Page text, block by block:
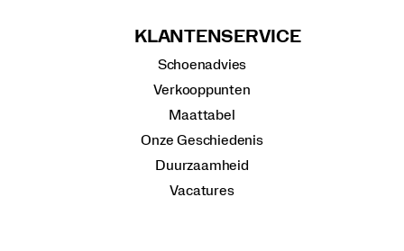
KLANTENSERVICE
Schoenadvies
Verkooppunten
Maattabel
Onze Geschiedenis
Duurzaamheid
Vacatures